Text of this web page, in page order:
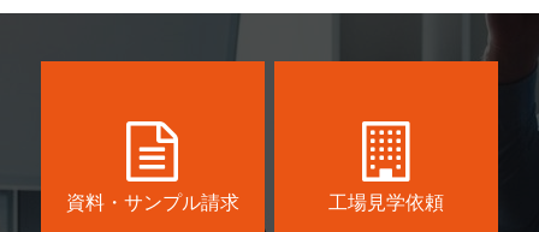
k
資料・サンプル請求 工場見学依頼